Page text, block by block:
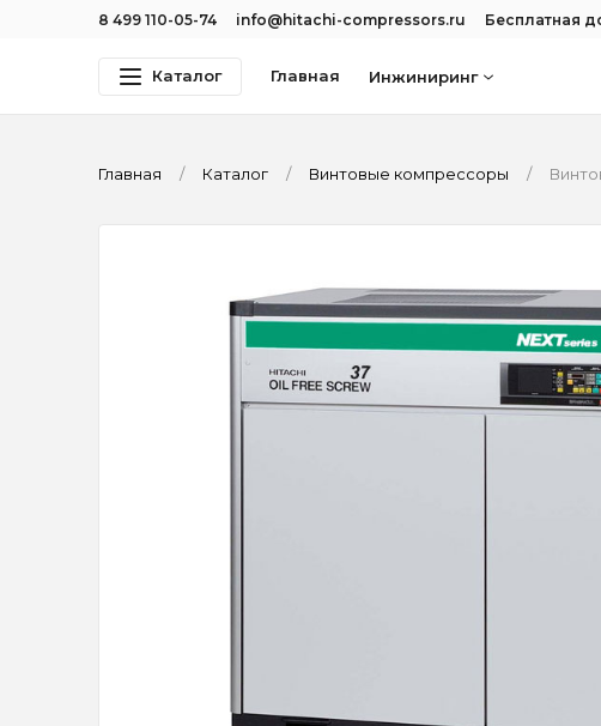
8 499 110-05-74 info@hitachi-compressors.ru Бесплатная
Каталог Главная Инжиниринг
Главная Каталог Винтовые компрессоры